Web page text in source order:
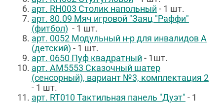
арт. RH003 Столик напольный - 1 шт.
арт. 80.09 Мяч игровой "Заяц "Раффи"
(фитбол) - 1 шт.
арт. 0052 Модульный н-р для инвалидов А
(детский) - 1 шт.
арт. 0650 Пуф квадратный - 1шт.
арт. АМ5553 Сказочный шатер
(сенсорный), вариант №3, комплектация 2
- 1 шт.
арт. RT010 Тактильная панель "Дуэт" - 1